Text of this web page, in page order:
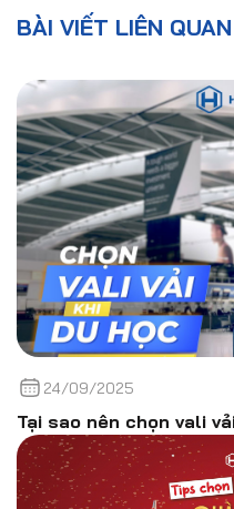
BÀI VIẾT LIÊN QUAN
24/09/2025
Tại sao nên chọn vali